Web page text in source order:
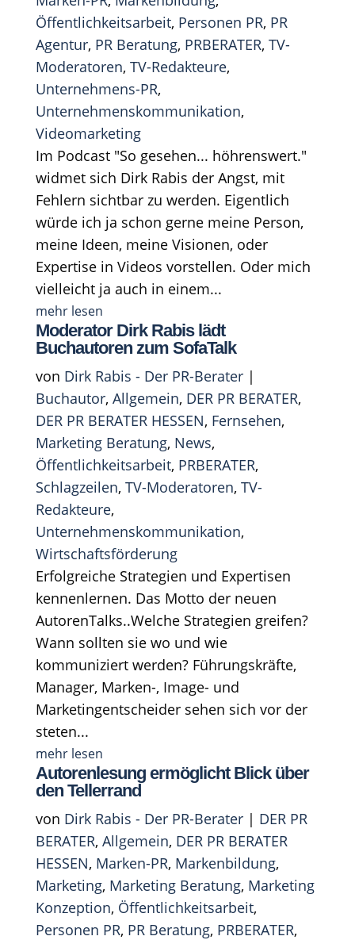
Öffentlichkeitsarbeit, Personen PR, PR
Agentur, PR Beratung, PRBERATER, TV-
Moderatoren, TV-Redakteure,
Unternehmens-PR,
Unternehmenskommunikation,
Videomarketing
Im Podcast "So gesehen... höhrenswert."
widmet sich Dirk Rabis der Angst, mit
Fehlern sichtbar zu werden. Eigentlich
würde ich ja schon gerne meine Person,
meine Ideen, meine Visionen, oder
Expertise in Videos vorstellen. Oder mich
vielleicht ja auch in einem...
mehr lesen
Moderator Dirk Rabis lädt
Buchautoren zum SofaTalk
von Dirk Rabis - Der PR-Berater|
Buchautor, Allgemein, DER PR BERATER,
DER PR BERATER HESSEN, Fernsehen,
Marketing Beratung, News,
Öffentlichkeitsarbeit, PRBERATER,
Schlagzeilen, TV-Moderatoren, TV-
Redakteure,
Unternehmenskommunikation,
Wirtschaftsförderung
Erfolgreiche Strategien und Expertisen
kennenlernen. Das Motto der neuen
AutorenTalks..Welche Strategien greifen?
Wann sollten sie wo und wie
kommuniziert werden? Führungskräfte,
Manager, Marken-, Image- und
Marketingentscheider sehen sich vor der
steten...
mehr lesen
Autorenlesung ermöglicht Blick über
den Tellerrand
von Dirk Rabis - Der PR-Berater| DER PR
BERATER, Allgemein, DER PR BERATER
HESSEN, Marken-PR, Markenbildung,
Marketing, Marketing Beratung, Marketing
Konzeption, Öffentlichkeitsarbeit,
Personen PR, PR Beratung, PRBERATER,